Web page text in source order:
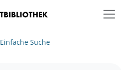
Einfache Suche